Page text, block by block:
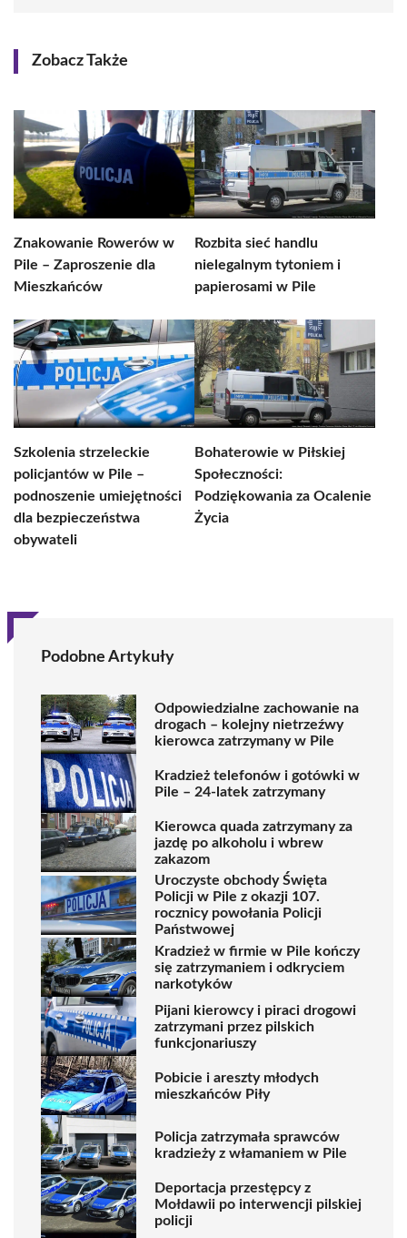
Zobacz Także
Znakowanie Rowerów w
Pile – Zaproszenie dla
Mieszkańców
Rozbita sieć handlu
nielegalnym tytoniem i
papierosami w Pile
Szkolenia strzeleckie
policjantów w Pile –
podnoszenie umiejętności
dla bezpieczeństwa
obywateli
Bohaterowie w Piłskiej
Społeczności:
Podziękowania za Ocalenie
Życia
Podobne Artykuły
Odpowiedzialne zachowanie na
drogach – kolejny nietrzeźwy
kierowca zatrzymany w Pile
Kradzież telefonów i gotówki w
Pile – 24-latek zatrzymany
Kierowca quada zatrzymany za
jazdę po alkoholu i wbrew
zakazom
Uroczyste obchody Święta
Policji w Pile z okazji 107.
rocznicy powołania Policji
Państwowej
Kradzież w firmie w Pile kończy
się zatrzymaniem i odkryciem
narkotyków
Pijani kierowcy i piraci drogowi
zatrzymani przez pilskich
funkcjonariuszy
Pobicie i areszty młodych
mieszkańców Piły
Policja zatrzymała sprawców
kradzieży z włamaniem w Pile
Deportacja przestępcy z
Mołdawii po interwencji pilskiej
policji